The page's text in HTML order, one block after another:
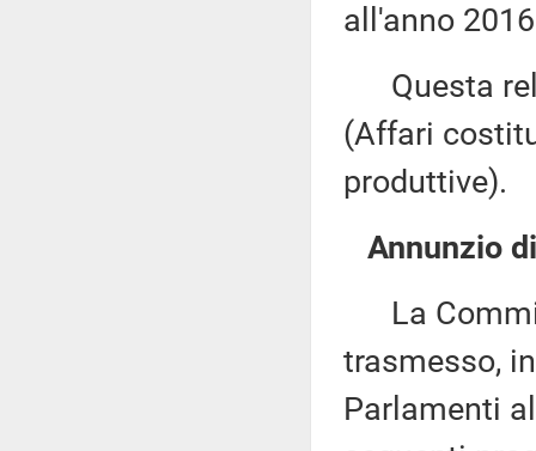
all'anno
Questa
(Affari
produttive).
Annunzio
La
trasmesso,
Parlamenti